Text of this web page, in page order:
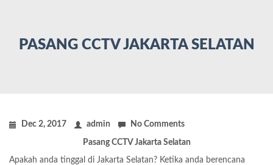
PASANG CCTV JAKARTA SELATAN
Dec 2, 2017 admin No Comments
Pasang CCTV Jakarta Selatan
Apakah anda tinggal di Jakarta Selatan? Ketika anda berencana